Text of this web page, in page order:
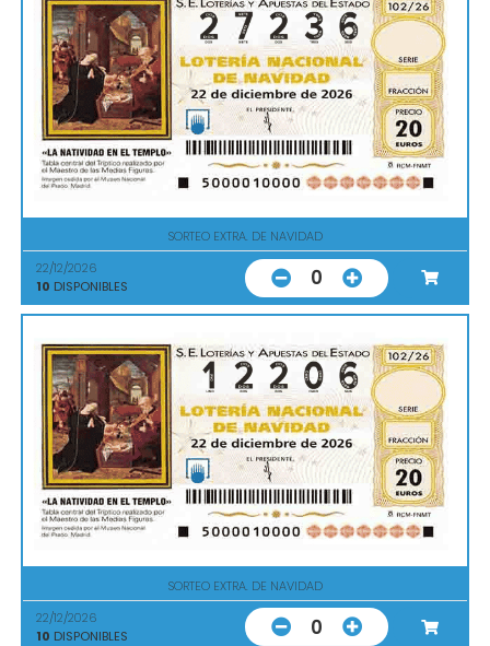
SORTEO EXTRA. DE NAVIDAD
22/12/2026
10 DISPONIBLES 0
SORTEO EXTRA. DE NAVIDAD
22/12/2026
10 DISPONIBLES 0